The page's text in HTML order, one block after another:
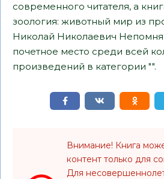
современного читателя, а
зоология: животный мир из
Николай Николаевич
почетное место среди всей
произведений в категории "".
Внимание! Книга
контент только для
Для